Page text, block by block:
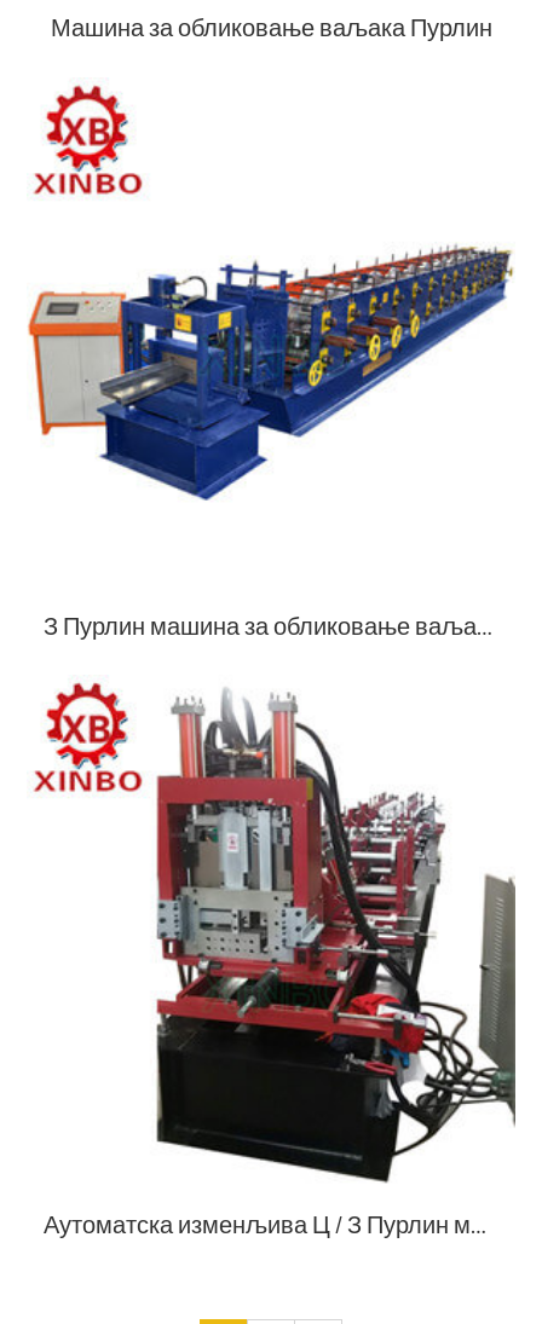
Машина за обликовање ваљака Пурлин
З Пурлин машина за обликовање ваљака